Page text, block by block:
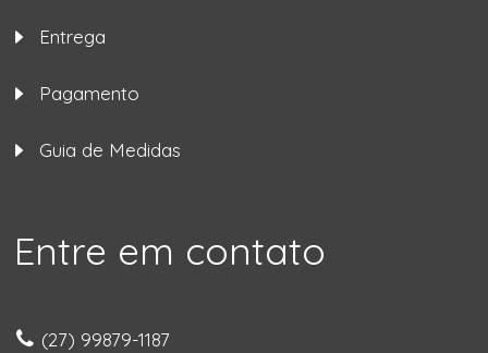
Entrega
Pagamento
Guia de Medidas
Entre em contato
(27) 99879-1187